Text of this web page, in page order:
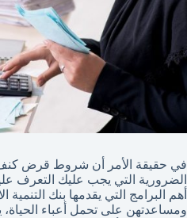
في حقيقة الأمر أن شروط قرض كنف
الضرورية التي يجب عليك التعرف
أهم البرامج التي يقدمها بنك التنمية
ومساعدتهن على تحمل أعباء